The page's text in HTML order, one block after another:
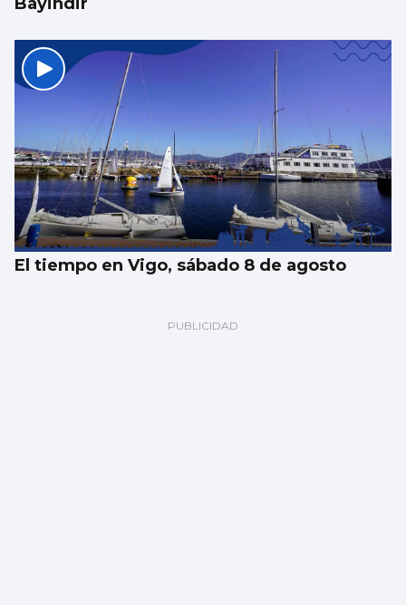
El tiempo en Vigo, sábado 8 de agosto